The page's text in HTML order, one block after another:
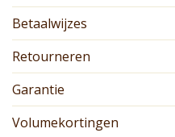
Betaalwijzes
Retourneren
Garantie
Volumekortingen